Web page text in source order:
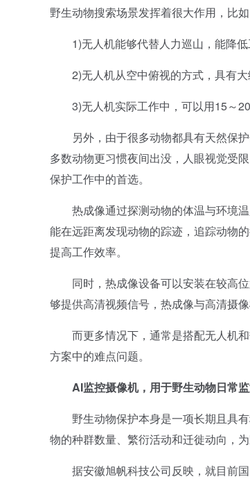
野生动物搜索场景发挥着很大作用，比如
1)无人机能够代替人力巡山，能降低
2)无人机从空中俯视的方式，具有大
3)无人机实际工作中，可以用15～20
另外，由于很多动物都具有天然保护
多数动物更习惯夜间出没，人眼视觉受
保护工作中的首选。
热成像通过探测动物的体温与环境温
能在远距离发现动物的踪迹，追踪动物
提高工作效率。
同时，热成像设备可以安装在较高位
够提供高清视频信号，热成像与高清摄
而更多情况下，通常是搭配无人机和
方案中的难点问题。
AI监控摄像机，用于野生动物日常
野生动物保护本身是一项长期且具有
物的种群数量、繁衍活动和迁徙动向，
据安徽旭帆科技公司反映，就目前国